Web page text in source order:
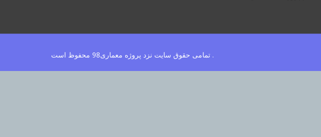
تمامی حقوق سایت نزد پروژه معماری98 محفوظ است .